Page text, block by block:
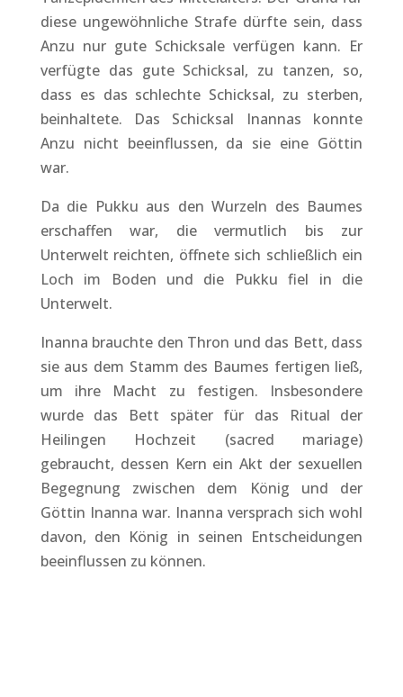
diese ungewöhnliche Strafe dürfte sein, dass
Anzu nur gute Schicksale verfügen kann. Er
verfügte das gute Schicksal, zu tanzen, so,
dass es das schlechte Schicksal, zu sterben,
beinhaltete. Das Schicksal Inannas konnte
Anzu nicht beeinflussen, da sie eine Göttin
war.
Da die Pukku aus den Wurzeln des Baumes
erschaffen war, die vermutlich bis zur
Unterwelt reichten, öffnete sich schließlich ein
Loch im Boden und die Pukku fiel in die
Unterwelt.
Inanna brauchte den Thron und das Bett, dass
sie aus dem Stamm des Baumes fertigen ließ,
um ihre Macht zu festigen. Insbesondere
wurde das Bett später für das Ritual der
Heilingen Hochzeit (sacred mariage)
gebraucht, dessen Kern ein Akt der sexuellen
Begegnung zwischen dem König und der
Göttin Inanna war. Inanna versprach sich wohl
davon, den König in seinen Entscheidungen
beeinflussen zu können.